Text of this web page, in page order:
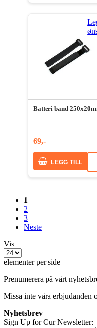
Batteri band
69,-
LEGG TILL
1
2
3
Neste
Vis
elementer per side
Prenumerera på vårt
Missa inte våra erbjudanden
Nyhetsbrev
Sign Up for Our Newsletter: